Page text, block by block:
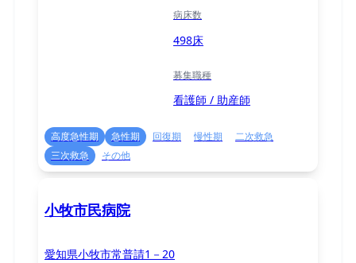
病床数
498床
募集職種
看護師 / 助産師
高度急性期 急性期 回復期 慢性期
二次救急
三次救急
その他
小牧市民病院
愛知県小牧市常普請1－20